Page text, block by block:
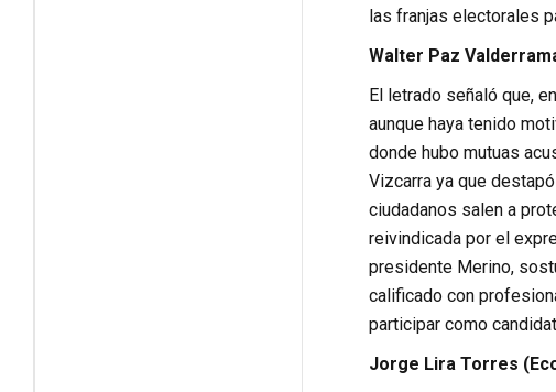
las franjas electorales
Walter Paz
El letrado señaló que,
aunque haya tenido
donde hubo mutuas
Vizcarra ya que
ciudadanos salen a
reivindicada por el
presidente Merino,
calificado con
participar como
Jorge Lira Torres